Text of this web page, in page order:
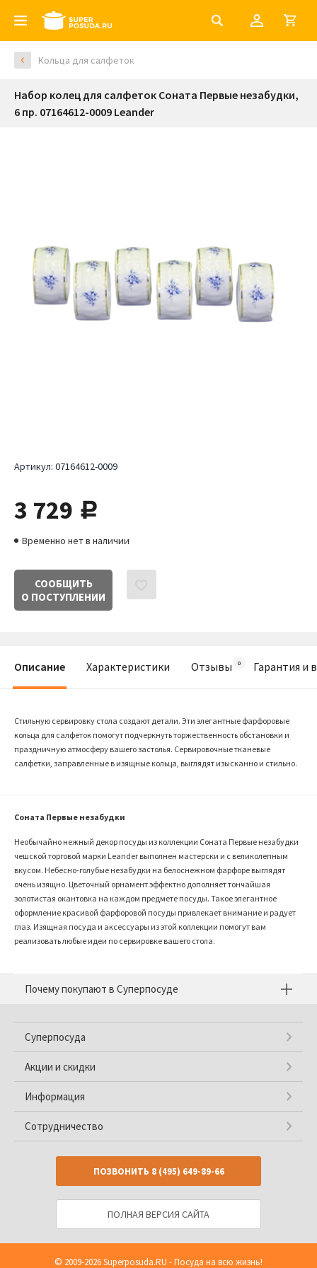
Кольца для салфеток
Набор колец для салфеток Соната Первые незабудки,
6 пр. 07164612-0009 Leander
Артикул: 07164612-0009
3 729 руб.
Временно нет в наличии
СООБЩИТЬ
О ПОСТУПЛЕНИИ
Описание Характеристики Отзывы Гарантия и
Стильную сервировку стола создают детали. Эти элегантные фарфоровые
кольца для салфеток помогут подчеркнуть торжественность обстановки и
праздничную атмосферу вашего застолья. Сервировочные тканевые
салфетки, заправленные в изящные кольца, выглядят изысканно и стильно.
Соната Первые незабудки
Необычайно нежный декор посуды из коллекции Соната Первые незабудки
чешской торговой марки Leander выполнен мастерски и с великолепным
вкусом. Небесно-голубые незабудки на белоснежном фарфоре выглядят
очень изящно. Цветочный орнамент эффектно дополняет тончайшая
золотистая окантовка на каждом предмете посуды. Такое элегантное
оформление красивой фарфоровой посуды привлекает внимание и радует
глаз. Изящная посуда и аксессуары из этой коллекции помогут вам
реализовать любые идеи по сервировке вашего стола.
Почему покупают в Суперпосуде
Суперпосуда
Акции и скидки
Информация
Сотрудничество
ПОЗВОНИТЬ 8 (495) 649-89-66
ПОЛНАЯ ВЕРСИЯ САЙТА
© 2009-2026Superposuda.RU - Посуда на всю жизнь!